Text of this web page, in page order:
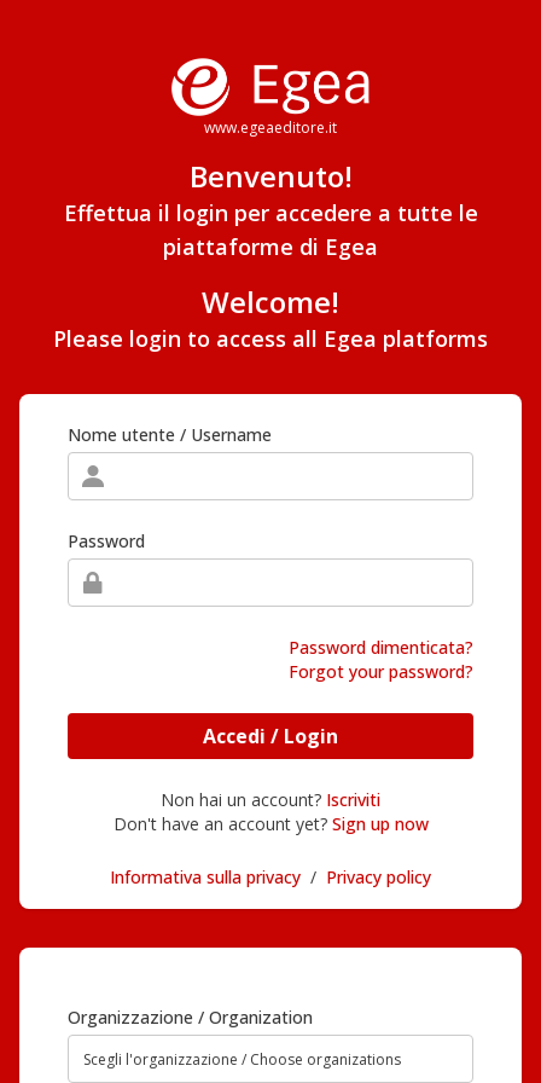
www.egeaeditore.it
Benvenuto!
Effettua il login per accedere a tutte le
piattaforme di Egea
Welcome!
Please login to access all Egea platforms
Nome utente / Username
Password
Password dimenticata?
Forgot your password?
Accedi / Login
Non hai un account? Iscriviti
Don't have an account yet? Sign up now
Informativa sulla privacy / Privacy policy
Organizzazione / Organization